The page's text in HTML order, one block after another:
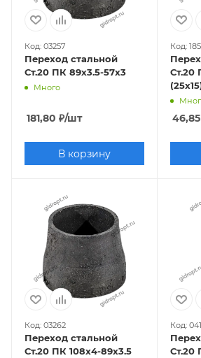
Код: 03257
Переход стальной
Ст.20 ПК 89х3.5-57х3
Много
181,80 ₽/шт
В корзину
Код:
Ст.20
46,85
Код: 03262
Переход стальной
Ст.20 ПК 108х4-89х3.5
Код:
Ст.20